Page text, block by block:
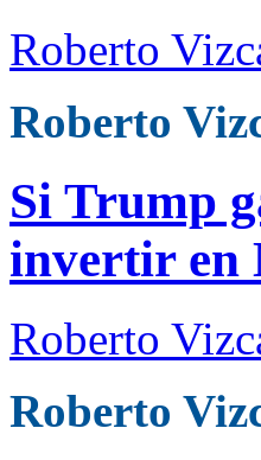
Roberto
Roberto
Si Trump
invertir en
Roberto
Roberto